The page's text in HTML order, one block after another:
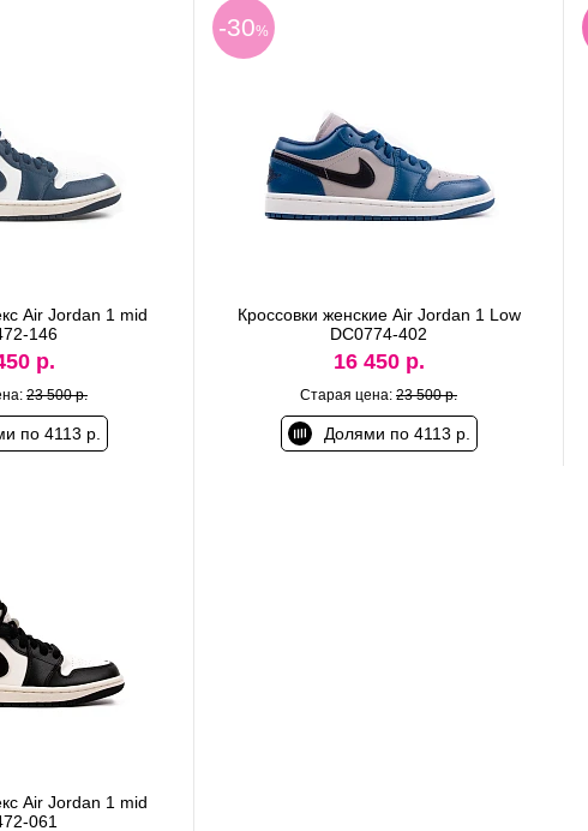
Air Jordan 1 mid
146
р.
23 500 р.
по 4113 р.
-30%
Кроссовки женские Air Jordan 1 Low
DC0774-402
16 450 р.
Старая цена: 23 500 р.
Долями по 4113 р.
Air Jordan 1 mid
061